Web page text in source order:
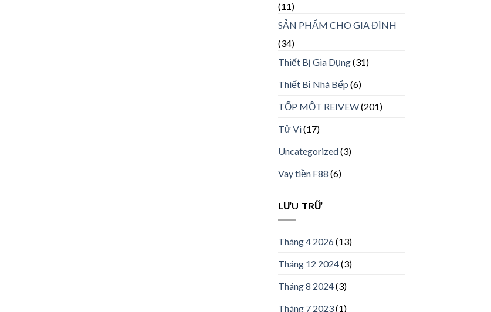
(11)
SẢN PHẨM CHO GIA ĐÌNH
(34)
Thiết Bị Gia Dụng(31)
Thiết Bị Nhà Bếp (6)
TỐP MỘT REIVEW(201)
Tử Vi(17)
Uncategorized(3)
Vay tiền F88 (6)
LƯU TRỮ
Tháng 4 2026(13)
Tháng 12 2024(3)
Tháng 8 2024(3)
Tháng 7 2023(1)